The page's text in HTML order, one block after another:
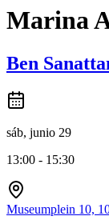
Marina
Ben
sáb, junio 29
13:00 - 15:30
Museumplein 10,